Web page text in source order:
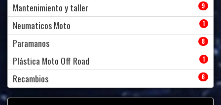
Mantenimiento y taller 9
Neumaticos Moto 1
Paramanos 8
Plástica Moto Off Road 1
Recambios 6